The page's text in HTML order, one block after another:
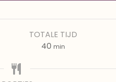
TOTALE TIJD
40minuten
min